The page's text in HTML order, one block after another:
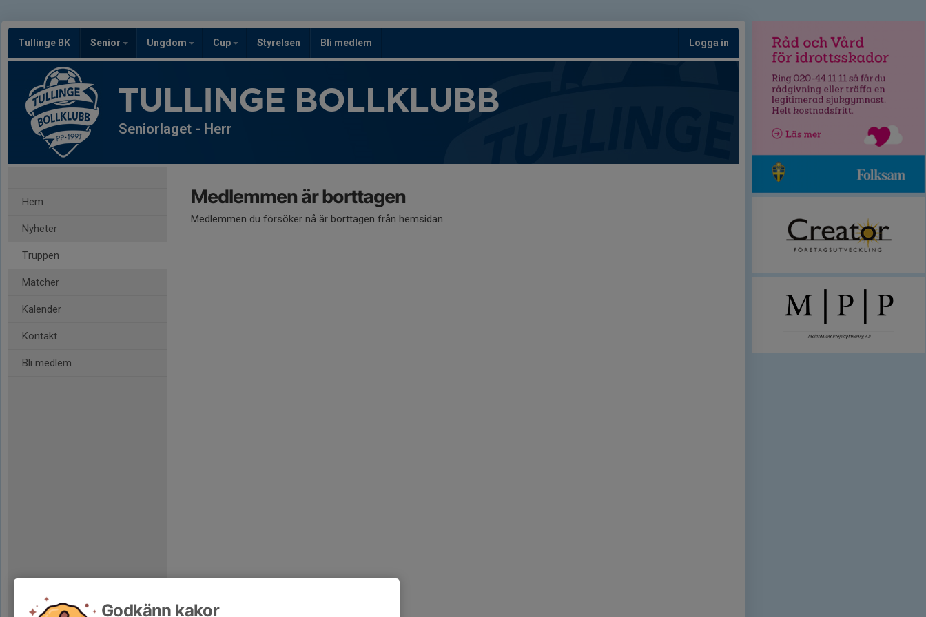
Tullinge BK Senior Ungdom Cup Styrelsen Bli medlem Logga in
TULLINGE BOLLKLUBB
Seniorlaget - Herr
Hem
Nyheter
Truppen
Matcher
Kalender
Kontakt
Bli medlem
Medlemmen är borttagen
Medlemmen du försöker nå är borttagen från hemsidan.
Godkänn kakor